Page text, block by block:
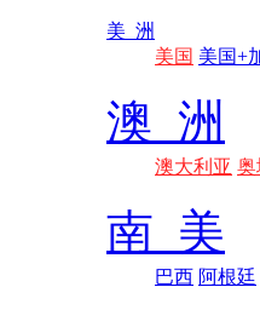
美 洲
美国 美国+
澳 洲
澳大利亚 奥
南 美
巴西 阿根廷